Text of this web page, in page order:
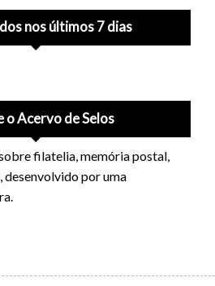
nos últimos 7 dias
o Acervo de Selos
filatelia, memória postal,
desenvolvido por uma